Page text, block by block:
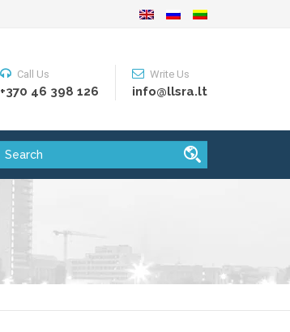
Call Us
+370 46 398 126
Write Us
info@llsra.lt